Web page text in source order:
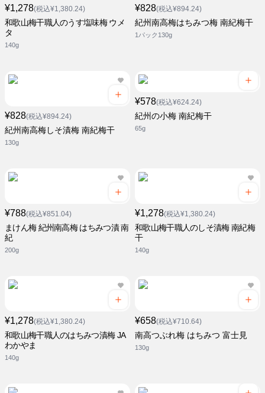
¥1,278(税込¥1,380.24)
和歌山梅干職人のうす塩味梅 ウメ
タ
140g
¥828(税込¥894.24)
紀州南高梅はちみつ梅 南紀梅干
1パック130g
¥828(税込¥894.24)
紀州南高梅しそ漬梅 南紀梅干
130g
¥578(税込¥624.24)
紀州の小梅 南紀梅干
65g
¥788(税込¥851.04)
まけん梅 紀州南高梅 はちみつ漬 南
紀
200g
¥1,278(税込¥1,380.24)
和歌山梅干職人のしそ漬梅 南紀梅
干
140g
¥1,278(税込¥1,380.24)
和歌山梅干職人のはちみつ漬梅 JA
わかやま
140g
¥658(税込¥710.64)
南高つぶれ梅 はちみつ 富士見
130g